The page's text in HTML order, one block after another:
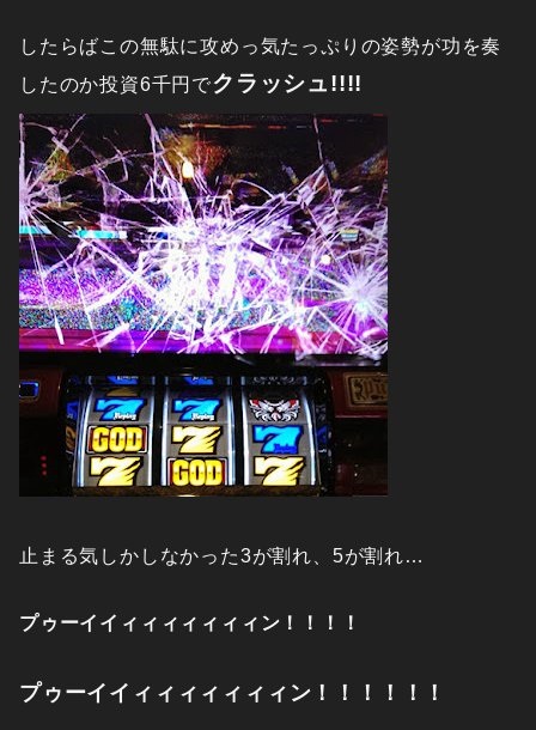
したらばこの無駄に攻めっ気たっぷりの姿勢が功を奏
したのか投資6千円でクラッシュ!!!!
止まる気しかしなかった3が割れ、5が割れ…
プゥーイイィィィィィィィン！！！！
プゥーイイィィィィィィィン！！！！！！